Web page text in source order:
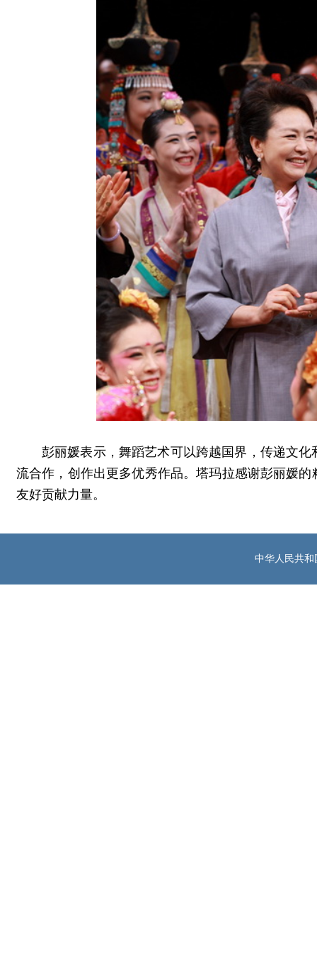
彭丽媛表示，舞蹈艺术可以跨越国界，传递文
流合作，创作出更多优秀作品。塔玛拉感谢彭丽媛
友好贡献力量。
中华人民共